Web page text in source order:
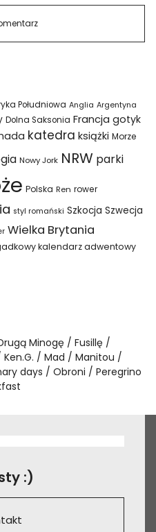
Południowa Anglia Argentyna
Dolna Saksonia Francja gotyk
katedra książki Morze
Nowy Jork NRW parki
Polska Ren rower
styl romański Szkocja Szwecja
Wielka Brytania
kalendarz adwentowy
Minogę
Fusillę
Ken.G. Mad
Manitou
days Obroni
Peregrino
:)